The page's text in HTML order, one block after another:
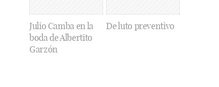
Julio Camba en la
boda de Albertito
Garzón
De luto preventivo